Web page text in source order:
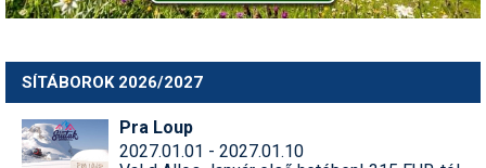
SÍTÁBOROK 2026/2027
Pra Loup
2027.01.01 - 2027.01.10